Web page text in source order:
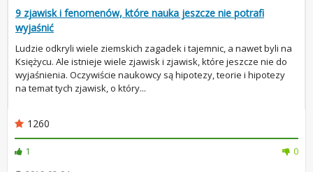
9 zjawisk i fenomenów, które nauka jeszcze nie potrafi
wyjaśnić
Ludzie odkryli wiele ziemskich zagadek i tajemnic, a nawet byli na
Księżycu. Ale istnieje wiele zjawisk i zjawisk, które jeszcze nie do
wyjaśnienia. Oczywiście naukowcy są hipotezy, teorie i hipotezy
na temat tych zjawisk, o który...
1260
1
0